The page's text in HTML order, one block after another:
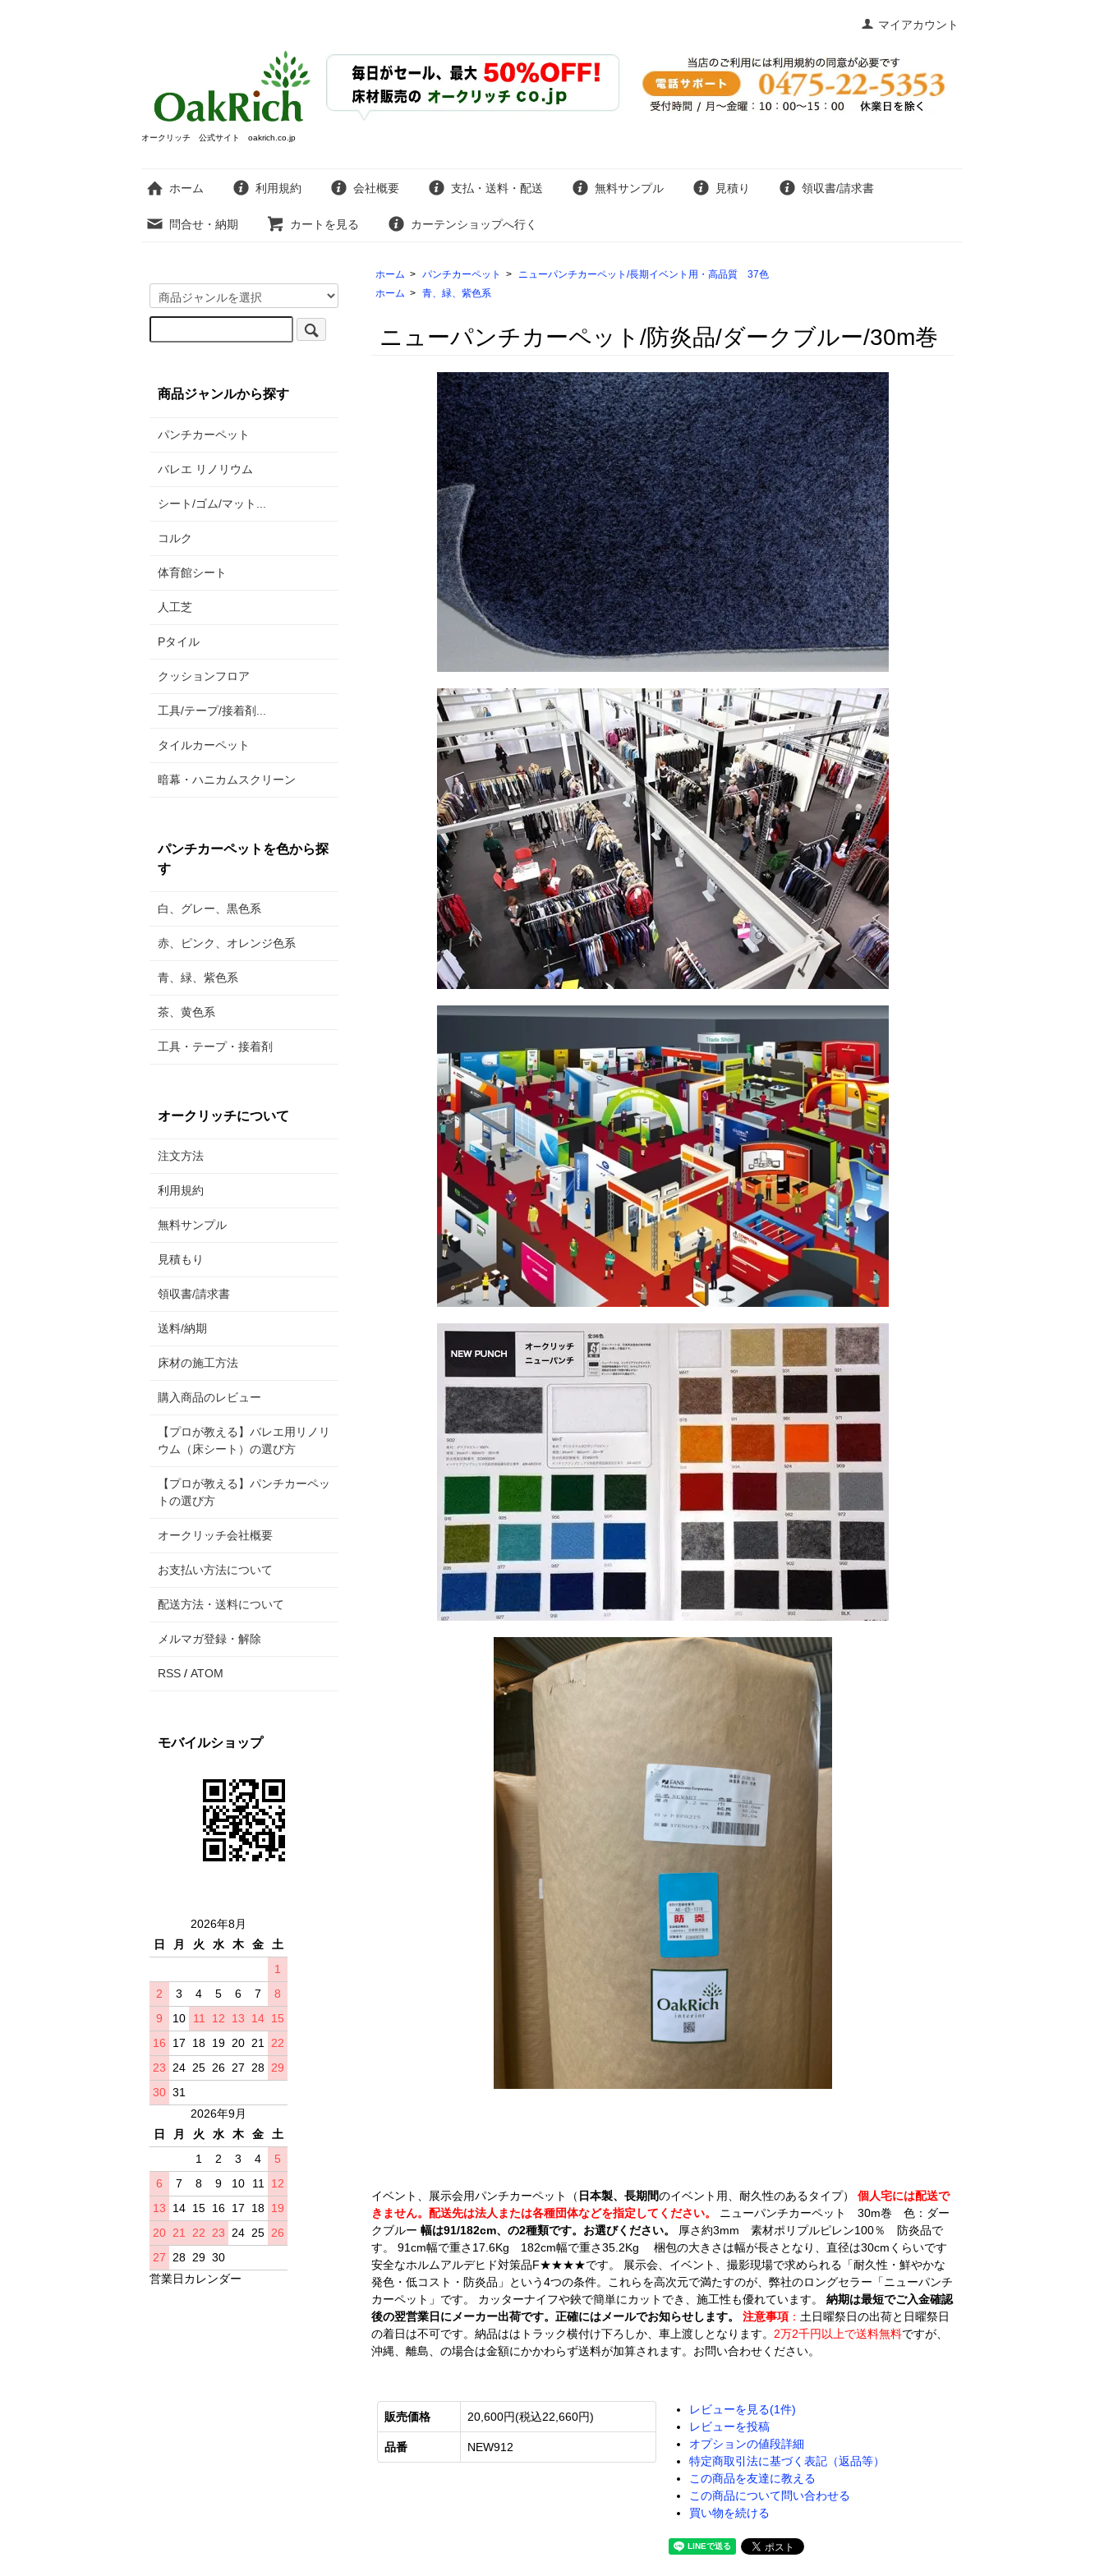
マイアカウント
オークリッチ 公式サイト oakrich.co.jp
ホーム 利用規約 会社概要 支払・送料・配送 無料サンプル 見積り 領収書/請求書
問合せ・納期 カートを見る カーテンショップへ行く
ホーム > パンチカーペット >
ニューパンチカーペット/長期イベント用・高品質 37色
ホーム > 青、緑、紫色系
ニューパンチカーペット/防炎品/ダークブルー/30m巻
イベント、展示会用パンチカーペット（ 日本製、長期間のイベント用、耐久性のあるタイプ） 個人宅には配送で
きません。配送先は法人または各種団体などを指定してください。
ニューパンチカーペット 30m巻 色：ダー
クブルー 幅は91/182cm、の2種類です。お選びください。
厚さ約3mm 素材ポリプルピレン100％ 防炎品で
す。 91cm幅で重さ17.6Kg 182cm幅で重さ35.2Kg 梱包の大きさは幅が長さとなり、直径は30cmくらいです
安全なホルムアルデヒド対策品F★★★★です。 展示会、イベント、撮影現場で求められる「耐久性・鮮やかな
発色・低コスト・防炎品」という4つの条件。これらを高次元で満たすのが、弊社のロングセラー「ニューパンチ
カーペット」です。 カッターナイフや鋏で簡単にカットでき、施工性も優れています。 納期は最短でご入金確認
後の翌営業日にメーカー出荷です。正確にはメールでお知らせします。
注意事項 ： 土日曜祭日の出荷と日曜祭日
の着日は不可です。納品ははトラック横付け下ろしか、車上渡しとなります。 2万2千円以上で送料無料ですが、
沖縄、離島、の場合は金額にかかわらず送料が加算されます。お問い合わせください。
販売価格 20,600円(税込22,660円)
品番 NEW912
レビューを見る(1件)
レビューを投稿
オプションの値段詳細
特定商取引法に基づく表記（返品等）
この商品を友達に教える
この商品について問い合わせる
買い物を続ける
商品ジャンルから探す
パンチカーペット
バレエ リノリウム
シート/ゴム/マット...
コルク
体育館シート
人工芝
Pタイル
クッションフロア
工具/テープ/接着剤...
タイルカーペット
暗幕・ハニカムスクリーン
パンチカーペットを色から探
す
白、グレー、黒色系
赤、ピンク、オレンジ色系
青、緑、紫色系
茶、黄色系
工具・テープ・接着剤
オークリッチについて
注文方法
利用規約
無料サンプル
見積もり
領収書/請求書
送料/納期
床材の施工方法
購入商品のレビュー
【プロが教える】バレエ用リノリ
ウム（床シート）の選び方
【プロが教える】パンチカーペッ
トの選び方
オークリッチ会社概要
お支払い方法について
配送方法・送料について
メルマガ登録・解除
RSS / ATOM
モバイルショップ
2026年8月
日
月 火 水 木 金
土
1
2
3 4 5 6 7
8
9
10 11 12 13 14 15
16
17 18 19 20 21
22
23
24 25 26 27 28 29
30 31
2026年9月
日
月 火 水 木 金
土
1
2 3 4
5
6
7 8 9 10 11
12
13
14 15 16 17 18 19
20 21 22 23 24 25 26
27
28 29 30
営業日カレンダー